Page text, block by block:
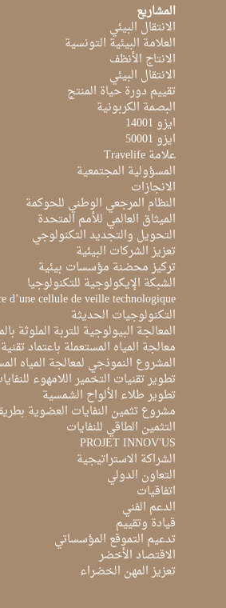
المشاريع
الانتقال البيئي
العلامة البيئية التونسية
الانتاج الأنظف
الانتقال البيئي
تقييم دورة حياة المنتج
البصمة الكربونية
ايزو 14001
ايزو 50001
علامة Travelife
المسؤولية المجتمعية
الانجازات
النظام المرجعي الوطني للحوكمة
الميثاق العالمي للأمم المتحدة
التحويل والتجديد التكنولوجي
تعزيز الشركات البيئية
تركيز محضنة مؤسسات بيئية
الشبكة الإيكولوجية للتكنولوجيا
d’une cellule de veille technologique
التكنولوجيات الحديثة
المعالجة البيولوجية للتربة الملوثة
معالجة المياه المستعملة باعتماد تقنية
المشروع النموذجي لمعالجة المياه
تطوير تقنيات التخمير اللامهوء
تطوير طلاء الألواح الشمسية
مشروع تثمين النفايات العضوية
التثمين الطاقي للنفايات
PROJET INNOV'US
الشراكة الاستراتيجية
التعاون الدولي
اتفاقيات
الدعم الفني
قيادة وتقييم
تدعيم التموقع المؤسساتي
الاقتصاد الأخضر
تعزيز المهن الخضراء